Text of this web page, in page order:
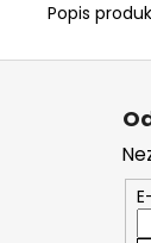
Popis
Z